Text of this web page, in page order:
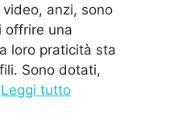
anzi, sono
offrire una
loro praticità sta
Sono dotati,
Leggi tutto